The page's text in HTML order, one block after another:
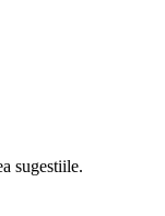
sugestiile.